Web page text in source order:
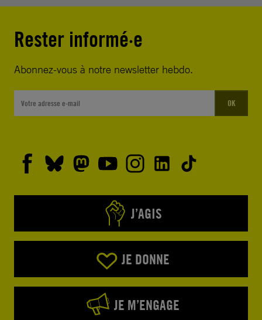
Rester informé·e
Abonnez-vous à notre newsletter hebdo.
OK
J’AGIS
JE DONNE
JE M’ENGAGE